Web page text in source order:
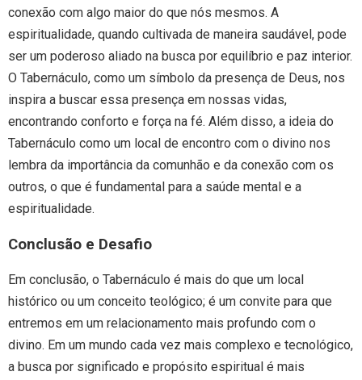
conexão com algo maior do que nós mesmos. A
espiritualidade, quando cultivada de maneira saudável, pode
ser um poderoso aliado na busca por equilíbrio e paz interior.
O Tabernáculo, como um símbolo da presença de Deus, nos
inspira a buscar essa presença em nossas vidas,
encontrando conforto e força na fé. Além disso, a ideia do
Tabernáculo como um local de encontro com o divino nos
lembra da importância da comunhão e da conexão com os
outros, o que é fundamental para a saúde mental e a
espiritualidade.
Conclusão e Desafio
Em conclusão, o Tabernáculo é mais do que um local
histórico ou um conceito teológico; é um convite para que
entremos em um relacionamento mais profundo com o
divino. Em um mundo cada vez mais complexo e tecnológico,
a busca por significado e propósito espiritual é mais